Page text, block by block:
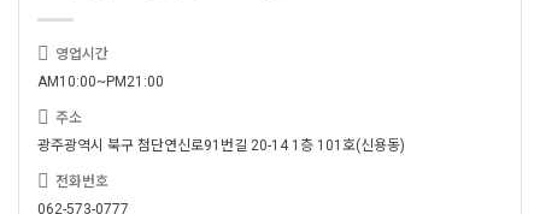
영업시간
AM10:00~PM21:00
주소
광주광역시 북구 첨단연신로91번길 20-14 1층 101호(신용동)
전화번호
062-573-0777